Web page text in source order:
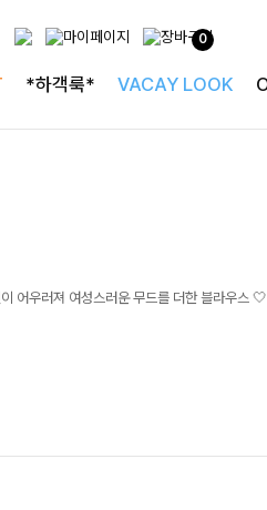
0
*하객룩* VACAY LOOK
어우러져 여성스러운 무드를 더한 블라우스